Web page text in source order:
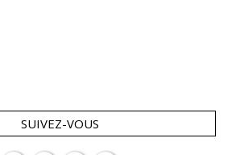
SUIVEZ-VOUS